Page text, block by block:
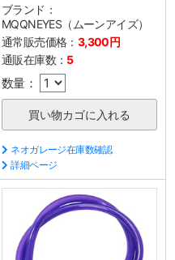
ブランド：
MQQNEYES（ムーンアイズ）
通常販売価格： 3,300円
通販在庫数： 5
数量：
ネオガレージ在庫数確認
詳細ページ